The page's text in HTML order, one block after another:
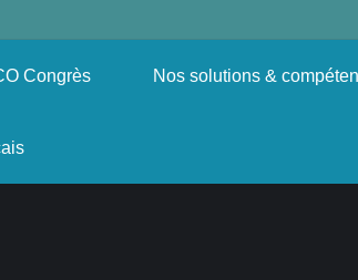
Congrès Nos solutions &